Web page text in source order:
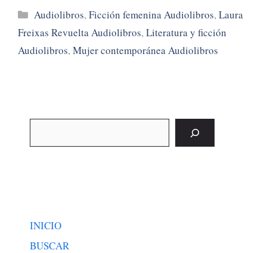
Categorías
Audiolibros,Ficción femenina Audiolibros,Laura
Freixas Revuelta Audiolibros,Literatura y ficción
Audiolibros,Mujer contemporánea Audiolibros
INICIO
BUSCAR